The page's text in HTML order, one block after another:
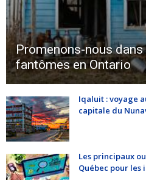
Promenons-nous
fantômes en Ontario
Iqaluit : voyage
capitale du
Les principaux
Québec pour les